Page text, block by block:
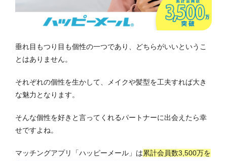
垂れ目もつり目も個性の一つであり、どちらがいいというこ
とはありません。
それぞれの個性を生かして、メイクや髪型を工夫すれば大き
な魅力となります。
そんな個性を好きと言ってくれるパートナーに出会えたら幸
せですよね。
マッチングアプリ「ハッピーメール」は累計会員数3,500万を